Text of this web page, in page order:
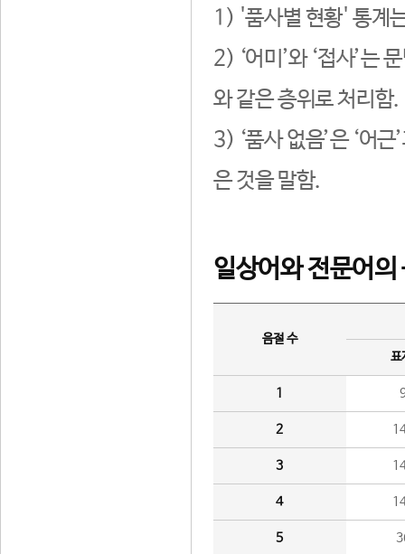
1) '품사별 현황' 통계
2) ‘어미’와 ‘접사’는
와 같은 층위로 처리함.
3) ‘품사 없음’은 ‘어
은 것을 말함.
일상어와 전문어의
음절 수
표
1
2
3
4
5